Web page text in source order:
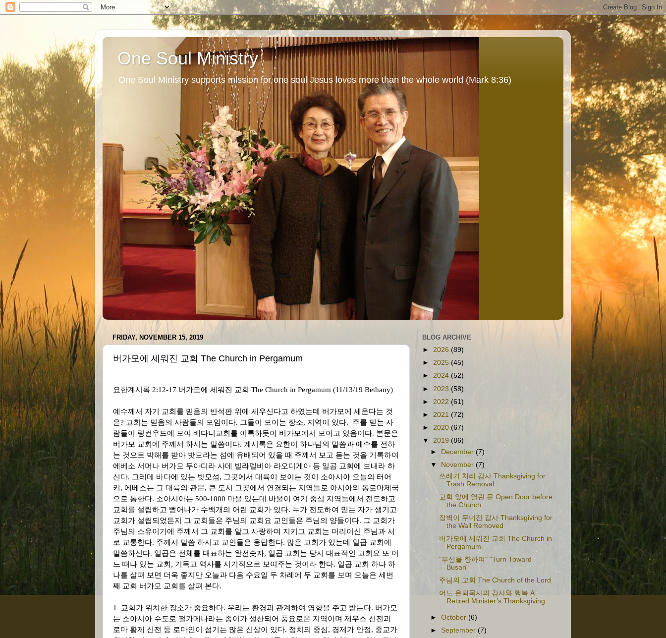
One Soul Ministry
One Soul Ministry supports mission for one soul Jesus loves more than the whole world (Mark 8:36)
FRIDAY, NOVEMBER 15, 2019
버가모에 세워진 교회 The Church in Pergamum
요한계시록 2:12-17 버가모에 세워진 교회 The Church in Pergamum (11/13/19 Bethany)
예수께서 자기 교회를 믿음의 반석판 위에 세우신다고 하였는데 버가모에 세운다는 것
은? 교회는 믿음의 사람들의 모임이다. 그들이 모이는 장소, 지역이 있다. 주를 믿는 사
람들이 링컨우드에 모여 베다니교회를 이룩하듯이 버가모에서 모이고 있음이다. 본문은
버가모 교회에 주께서 하시는 말씀이다. 계시록은 요한이 하나님의 말씀과 예수를 전하
는 것으로 박해를 받아 밧모라는 섬에 유배되어 있을 때 주께서 보고 듣는 것을 기록하여
에베소 서머나 버가모 두아디라 사데 빌라델비아 라오디게아 등 일곱 교회에 보내라 하
신다. 그레데 바다에 있는 밧모섬, 그곳에서 대륙이 보이는 것이 소아시아 오늘의 터어
키 , 에베소는 그 대륙의 관문, 큰 도시 그곳에서 연결되는 지역들로 아시아와 동로마제국
으로 통한다. 소아시아는 500-1000 마을 있는데 바울이 여기 중심 지역들에서 전도하고
교회를 설립하고 뻗어나가 수백개의 어린 교회가 있다. 누가 전도하여 믿는 자가 생기고
교회가 설립되었든지 그 교회들은 주님의 교회요 교인들은 주님의 양들이다. 그 교회가
주님의 소유이기에 주께서 그 교회를 알고 사랑하며 지키고 교회는 머리이신 주님과 서
로 교통한다. 주께서 말씀 하시고 교인들은 응답한다. 많은 교회가 있는데 일곱 교회에
말씀하신다. 일곱은 전체를 대표하는 완전숫자, 일곱 교회는 당시 대표적인 교회요 또 어
느 때나 있는 교회 , 기독교 역사를 시기적으로 보여주는 것이라 한다. 일곱 교회 하나 하
나를 살펴 보면 더욱 좋지만 오늘과 다음 수요일 두 차례에 두 교회를 보며 오늘은 세번
째 교회 버가모 교회를 살펴 본다.
1 교회가 위치한 장소가 중요하다. 우리는 환경과 관계하여 영향을 주고 받는다. 버가모
는 소아시아 수도로 펄가메나라는 종이가 생산되어 풍요로운 지역이며 제우스 신전과
로마 황제 신전 등 로마인이 섬기는 많은 신상이 있다. 정치의 중심, 경제가 안정, 종교가
BLOG ARCHIVE
► 2026 (89)
► 2025 (45)
► 2024 (52)
► 2023 (58)
► 2022 (61)
► 2021 (72)
► 2020 (67)
▼ 2019 (86)
►
December(7)
▼
November(7)
쓰레기 처리 감사 Thanksgiving for
Trash Removal
교회 앞에 열린 문 Open Door before
the Church
장벽이 무너진 감사 Thanksgiving for
the Wall Removed
버가모에 세워진 교회 The Church in
Pergamum
"부산을 향하여" "Turn Toward
Busan"
주님의 교회 The Church of the Lord
어느 은퇴목사의 감사와 행복 A
Retired Minister’s Thanksgiving ...
►October (6)
► September (7)